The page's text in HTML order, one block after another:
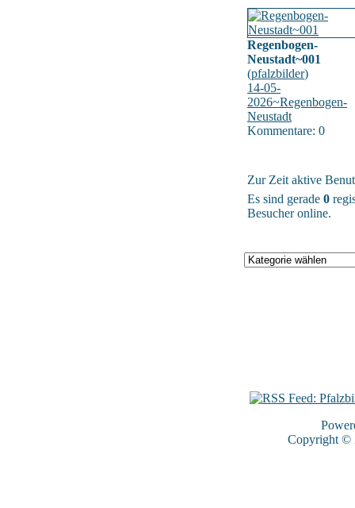
Regenbogen-
Neustadt~001
(pfalzbilder)
14-05-
2026~Regenbogen-
Neustadt
Kommentare: 0
Zur Zeit aktive
Es sind gerade 0
Besucher online.
Copyright ©